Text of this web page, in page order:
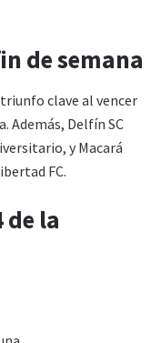
de semana
clave al vencer
Además, Delfín SC
y Macará
FC.
de la